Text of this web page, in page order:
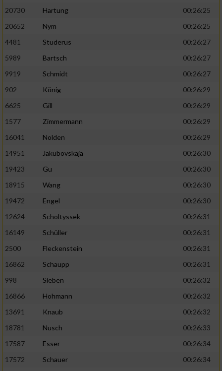
20730
Hartung
00:26:25
20652
Nym
00:26:25
4481
Studerus
00:26:27
5989
Bartsch
00:26:27
9919
Schmidt
00:26:27
902
König
00:26:29
6625
Gill
00:26:29
1577
Zimmermann
00:26:29
16041
Nolden
00:26:29
14951
Jakubovskaja
00:26:30
19423
Gu
00:26:30
18915
Wang
00:26:30
19472
Engel
00:26:30
12624
Scholtyssek
00:26:31
16149
Schüller
00:26:31
2500
Fleckenstein
00:26:31
16862
Schaupp
00:26:31
998
Sieben
00:26:32
16866
Hohmann
00:26:32
13691
Knaub
00:26:32
18781
Nusch
00:26:33
17587
Esser
00:26:34
17572
Schauer 00:26:34